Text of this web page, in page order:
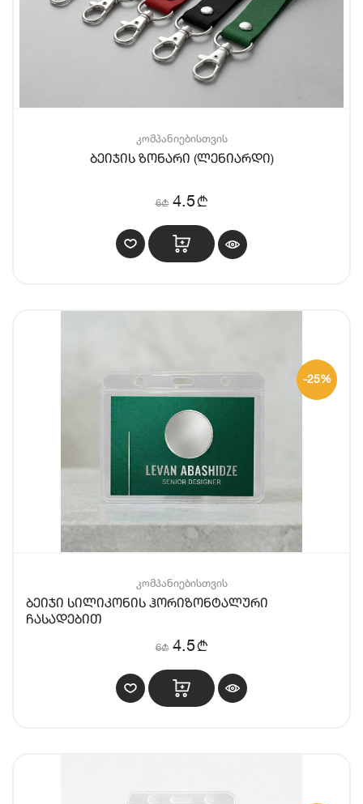
კომპანიებისთვის
ბეიჯის ზონარი (ლენიარდი)
6b 4.5b
-25%
კომპანიებისთვის
ბეიჯი სილიკონის ჰორიზონტალური
ჩასადებით
6b 4.5b